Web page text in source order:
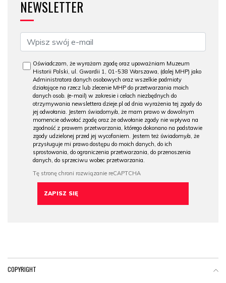
NEWSLETTER
Oświadczam, że wyrażam zgodę oraz upoważniam Muzeum
Historii Polski, ul. Gwardii 1, 01-538 Warszawa, (dalej MHP) jako
Administratora danych osobowych oraz wszelkie podmioty
działające na rzecz lub zlecenie MHP do przetwarzania moich
danych osob. (e-mail) w zakresie i celach niezbędnych do
otrzymywania newslettera dzieje.pl od dnia wyrażenia tej zgody do
jej odwołania. Jestem świadomy/a, że mam prawo w dowolnym
momencie odwołać zgodę oraz że odwołanie zgody nie wpływa na
zgodność z prawem przetwarzania, którego dokonano na podstawie
zgody udzielonej przed jej wycofaniem. Jestem też świadomy/a, że
przysługuje mi prawo dostępu do moich danych, do ich
sprostowania, do ograniczenia przetwarzania, do przenoszenia
danych, do sprzeciwu wobec przetwarzania.
COPYRIGHT